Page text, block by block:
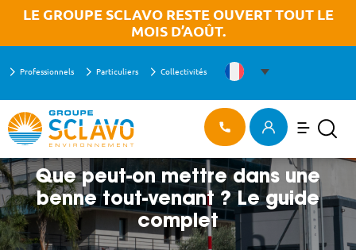
Aller à la recherche
Aller au texte
Aller au menu
LE GROUPE SCLAVO RESTE OUVERT TOUT LE
MOIS D’AOÛT.
Professionnels Particuliers Collectivités
Passer
au
contenu
Menu principal Menu
OK
QUE PEUT-ON METTRE DANS UNE BENNE TOUT-VENANT ? LE GUIDE
Que peut-on mettre dans une
benne tout-venant ? Le guide
complet